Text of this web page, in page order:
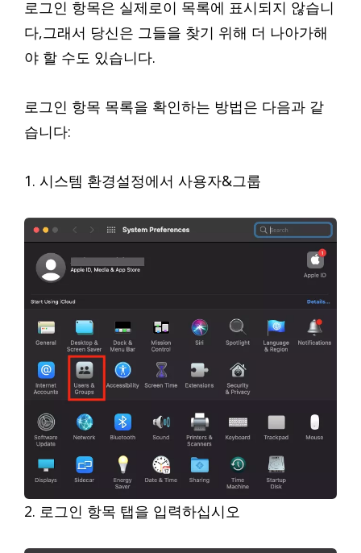
로그인 항목은 실제로이 목록에 표시되지 않습니
다,그래서 당신은 그들을 찾기 위해 더 나아가해
야 할 수도 있습니다.
로그인 항목 목록을 확인하는 방법은 다음과 같
습니다:
1. 시스템 환경설정에서 사용자&그룹
2. 로그인 항목 탭을 입력하십시오